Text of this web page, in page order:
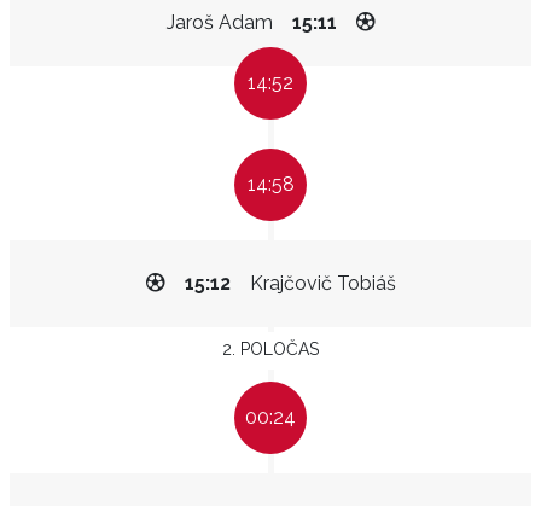
Jaroš Adam 15:11
14:52
14:58
Krajčovič Tobiáš
15:12
2. POLOČAS
00:24